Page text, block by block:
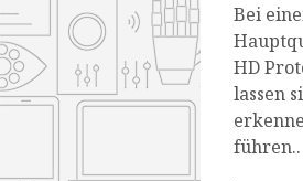
Bei
HD
lassen